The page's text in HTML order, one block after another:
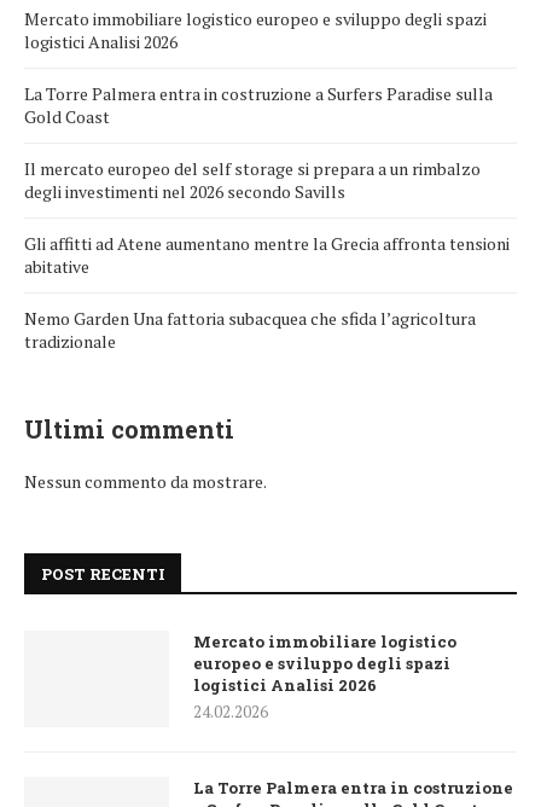
Mercato immobiliare logistico europeo e sviluppo degli spazi
logistici Analisi 2026
La Torre Palmera entra in costruzione a Surfers Paradise sulla
Gold Coast
Il mercato europeo del self storage si prepara a un rimbalzo
degli investimenti nel 2026 secondo Savills
Gli affitti ad Atene aumentano mentre la Grecia affronta tensioni
abitative
Nemo Garden Una fattoria subacquea che sfida l’agricoltura
tradizionale
Ultimi commenti
Nessun commento da mostrare.
POST RECENTI
Mercato immobiliare logistico
europeo e sviluppo degli spazi
logistici Analisi 2026
24.02.2026
La Torre Palmera entra in costruzione